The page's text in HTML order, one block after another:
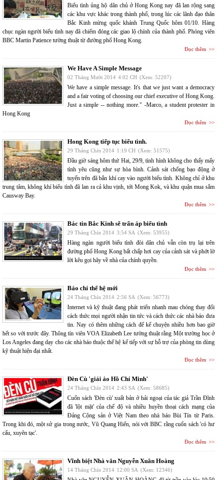
Biểu tình ủng hộ dân chủ ở Hong Kong nay đã lan rộng sang
các khu vực khác trong thành phố, trong lúc các lãnh đạo thân
Bắc Kinh mừng quốc khánh Trung Quốc hôm 01/10. Hàng
chục ngàn người biểu tình nay đã chiếm đóng các giao lộ chính của thành phố. Phóng viên
BBC Martin Patience tường thuật từ đường phố Hong Kong.
Đọc thêm
We Have A Simple Message
02 Tháng Mười 2014 4:02 CH (Xem: 52207)
We have a simple message. It's that we just want a democracy
and a fair voting of choosing our chief executive of Hong Kong.
Just a simple -- nothing more." -Marco, a student protester in
Hong Kong
Đọc thêm
Hong Kong tiếp tục biểu tình.
29 Tháng Chín 2014 1:19 CH (Xem: 51575)
Đầu giờ sáng hôm thứ Hai, 29/9, tình hình không cho thấy mấy
tình yêu cũng như sự hòa bình. Cảnh sát chống bạo động ở
tuyến trên đã bắn khí cay vào người biểu tình. Không chỉ ở khu
trung tâm, không khí biểu tình đã lan ra cả khu vịnh, tới Mong Kok, và khu quận mua sắm
Causway Bay.
Đọc thêm
Bác tin Bắc Kinh sẽ trấn áp biểu tình
29 Tháng Chín 2014 3:54 SA (Xem: 53955)
Hàng ngàn người biểu tình đòi dân chủ vẫn còn trụ lại trên
đường phố Hong Kong bất chấp hơi cay của cảnh sát và phớt lờ
lời kêu gọi hãy về nhà của chính quyền.
Đọc thêm
Báo chí thế hệ mới
24 Tháng Chín 2014 2:56 SA (Xem: 56773)
Internet và kỹ thuật đang phát triển nhanh mau chóng thay đổi
cách thức mọi người nhận tin tức và cách thức các nhà báo đưa
tin. Nay có thêm những cách để kể chuyện nhiều hơn bao giờ
hết so với trước đây. Thông tín viên VOA Elizabeth Lee tường thuật rằng Một trường học ở
Los Angeles đang dạy cho các nhà báo thuộc thế hệ kế tiếp với sự hỗ trợ của phòng tin dùng
kỹ thuật hiện đại nhất.
Đọc thêm
Đèn Cù 'giải ảo Hồ Chí Minh'
24 Tháng Chín 2014 2:43 SA (Xem: 58685)
Cuốn sách 'Đèn cù' xuất bản ở hải ngoại của tác giả Trần Đĩnh
đã 'lột mặt' của chế độ và nhiều huyền thoại cách mạng của
Đảng Cộng sản ở Việt Nam theo nhà báo Bùi Tín từ Paris.
Trong khi đó, một sử gia trong nước, Vũ Quang Hiển, nói với BBC rằng cuốn sách 'có hư
cấu, xuyên tạc'.
Đọc thêm
Vĩnh biệt Nhà văn Nguyễn Xuân Hoàng
14 Tháng Chín 2014 12:00 SA (Xem: 12346)